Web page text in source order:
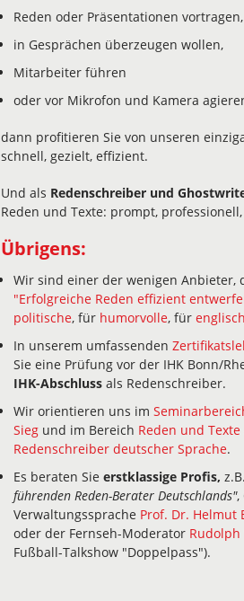
Reden oder Präsentationen vortragen,
in Gesprächen überzeugen wollen,
Mitarbeiter führen
oder vor Mikrofon und Kamera
dann profitieren Sie von unseren
schnell, gezielt, effizient.
Und als Redenschreiber und
Reden und Texte: prompt,
Übrigens:
Wir sind einer der wenigen Anbieter,
"Erfolgreiche Reden effizient
politische, für humorvolle, für
In unserem umfassenden
Sie eine Prüfung vor der IHK Bonn/
IHK-Abschluss als Redenschreiber.
Wir orientieren uns im
Sieg und im Bereich Reden und Texte
Redenschreiber deutscher Sprache.
Es beraten Sie erstklassige Profis,
führenden Reden-Berater Deutschlands",
Verwaltungssprache Prof. Dr. Helmut
oder der Fernseh-Moderator
Fußball-Talkshow "Doppelpass").